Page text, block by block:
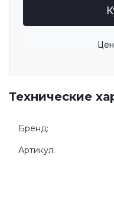
Технические
Бренд:
Артикул: